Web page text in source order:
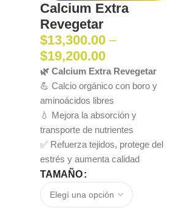
Calcium Extra
Revegetar
$13,300.00 –
$19,200.00
🌿 Calcium Extra Revegetar
💪 Calcio orgánico con boro y
aminoácidos libres
💧 Mejora la absorción y
transporte de nutrientes
✅ Refuerza tejidos, protege del
estrés y aumenta calidad
TAMAÑO